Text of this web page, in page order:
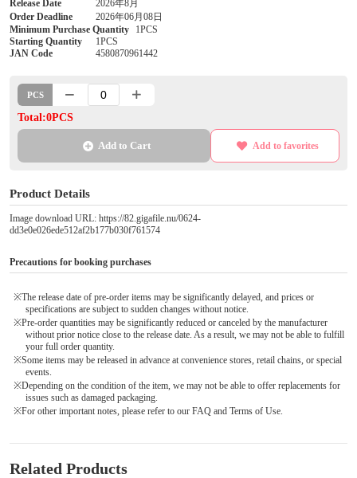
Release Date
2026年8月
Order Deadline
2026年06月08日
Minimum Purchase Quantity
1PCS
Starting Quantity
1PCS
JAN Code
4580870961442
PCS
Total:0PCS
Add to Cart Add to favorites
Product Details
Image download URL: https://82.gigafile.nu/0624-
dd3e0e026ede512af2b177b030f761574
Precautions for booking purchases
※The release date of pre-order items may be significantly delayed, and prices or
specifications are subject to sudden changes without notice.
※Pre-order quantities may be significantly reduced or canceled by the manufacturer
without prior notice close to the release date. As a result, we may not be able to fulfill
your full order quantity.
※Some items may be released in advance at convenience stores, retail chains, or special
events.
※Depending on the condition of the item, we may not be able to offer replacements for
issues such as damaged packaging.
※For other important notes, please refer to our FAQ and Terms of Use.
Related Products